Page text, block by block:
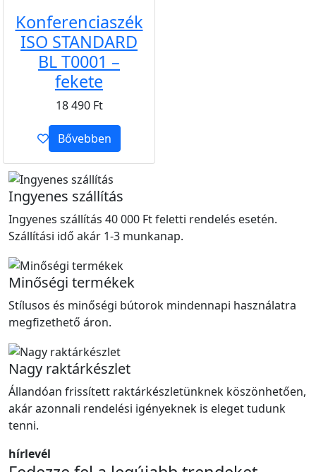
Konferenciaszék
ISO STANDARD
BL T0001 –
fekete
18 490 Ft
Bővebben
Ingyenes szállítás
Ingyenes szállítás 40 000 Ft feletti rendelés esetén.
Szállítási idő akár 1-3 munkanap.
Minőségi termékek
Stílusos és minőségi bútorok mindennapi használatra
megfizethető áron.
Nagy raktárkészlet
Állandóan frissített raktárkészletünknek köszönhetően,
akár azonnali rendelési igényeknek is eleget tudunk
tenni.
hírlevél